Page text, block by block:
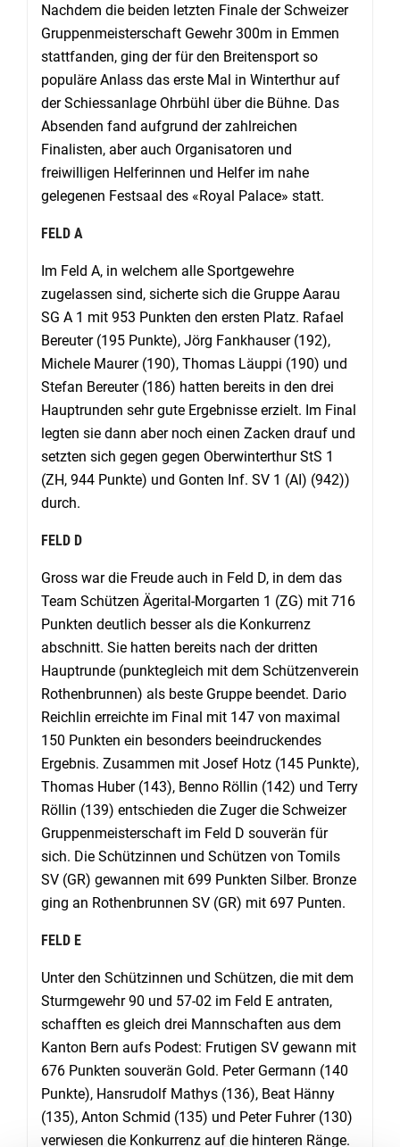
Nachdem die beiden letzten Finale der Schweizer
Gruppenmeisterschaft Gewehr 300m in Emmen
stattfanden, ging der für den Breitensport so
populäre Anlass das erste Mal in Winterthur auf
der Schiessanlage Ohrbühl über die Bühne. Das
Absenden fand aufgrund der zahlreichen
Finalisten, aber auch Organisatoren und
freiwilligen Helferinnen und Helfer im nahe
gelegenen Festsaal des «Royal Palace» statt.
FELD A
Im Feld A, in welchem alle Sportgewehre
zugelassen sind, sicherte sich die Gruppe Aarau
SG A 1 mit 953 Punkten den ersten Platz. Rafael
Bereuter (195 Punkte), Jörg Fankhauser (192),
Michele Maurer (190), Thomas Läuppi (190) und
Stefan Bereuter (186) hatten bereits in den drei
Hauptrunden sehr gute Ergebnisse erzielt. Im Final
legten sie dann aber noch einen Zacken drauf und
setzten sich gegen gegen Oberwinterthur StS 1
(ZH, 944 Punkte) und Gonten Inf. SV 1 (AI) (942))
durch.
FELD D
Gross war die Freude auch in Feld D, in dem das
Team Schützen Ägerital-Morgarten 1 (ZG) mit 716
Punkten deutlich besser als die Konkurrenz
abschnitt. Sie hatten bereits nach der dritten
Hauptrunde (punktegleich mit dem Schützenverein
Rothenbrunnen) als beste Gruppe beendet. Dario
Reichlin erreichte im Final mit 147 von maximal
150 Punkten ein besonders beeindruckendes
Ergebnis. Zusammen mit Josef Hotz (145 Punkte),
Thomas Huber (143), Benno Röllin (142) und Terry
Röllin (139) entschieden die Zuger die Schweizer
Gruppenmeisterschaft im Feld D souverän für
sich. Die Schützinnen und Schützen von Tomils
SV (GR) gewannen mit 699 Punkten Silber. Bronze
ging an Rothenbrunnen SV (GR) mit 697 Punten.
FELD E
Unter den Schützinnen und Schützen, die mit dem
Sturmgewehr 90 und 57-02 im Feld E antraten,
schafften es gleich drei Mannschaften aus dem
Kanton Bern aufs Podest: Frutigen SV gewann mit
676 Punkten souverän Gold. Peter Germann (140
Punkte), Hansrudolf Mathys (136), Beat Hänny
(135), Anton Schmid (135) und Peter Fuhrer (130)
verwiesen die Konkurrenz auf die hinteren Ränge.